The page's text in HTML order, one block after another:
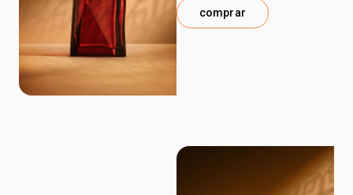
comprar